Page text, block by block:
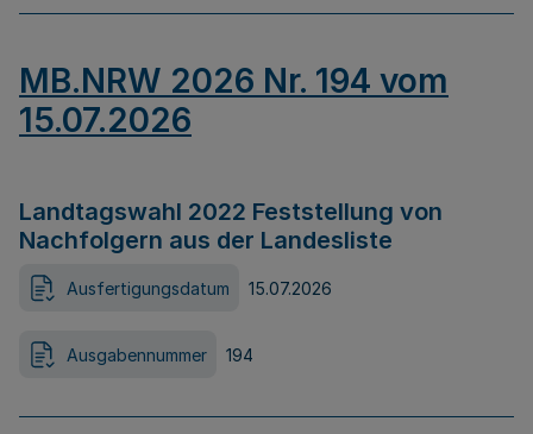
MB.NRW 2026 Nr. 194 vom
15.07.2026
Landtagswahl 2022 Feststellung von
Nachfolgern aus der Landesliste
Ausfertigungsdatum 15.07.2026
Ausgabennummer 194